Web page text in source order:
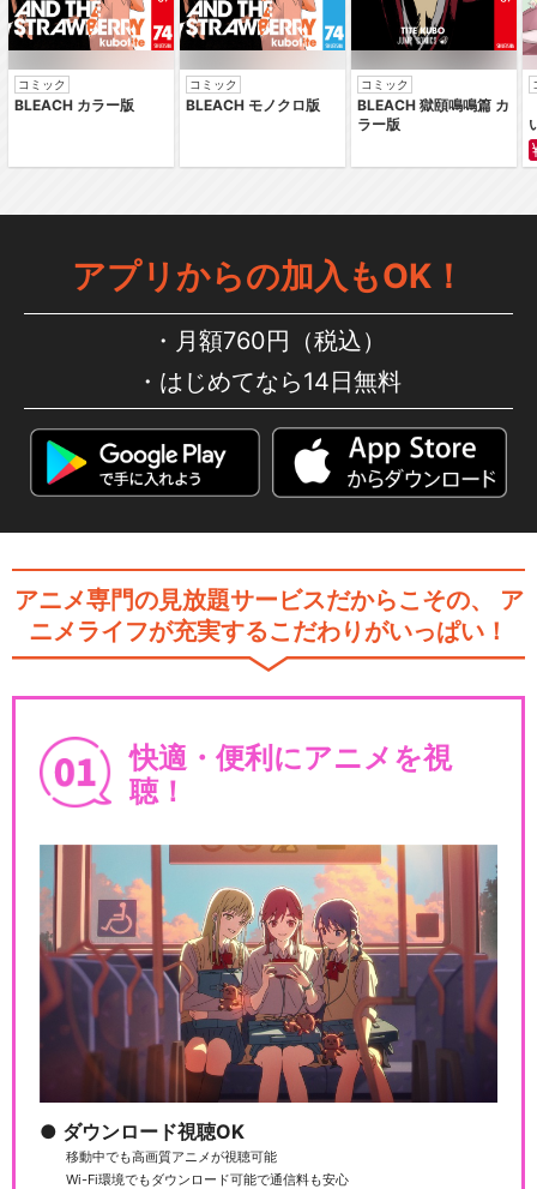
コミック
BLEACH カラー版
コミック
BLEACH モノクロ版
コミック
BLEACH 獄頤鳴鳴篇 カ
ラー版
アプリからの加入もOK！
月額760円（税込）
はじめてなら14日無料
アニメ専門の見放題サービスだからこその、
ア
ニメライフが充実するこだわりがいっぱい！
快適・便利にアニメを視
聴！
ダウンロード視聴OK
移動中でも高画質アニメが視聴可能
Wi-Fi環境でもダウンロード可能で通信料も安心